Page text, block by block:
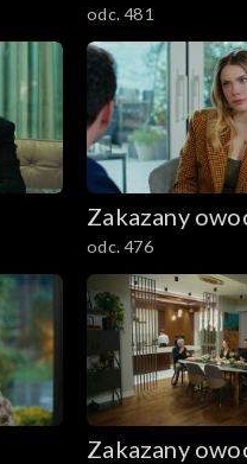
odc. 481
Zakazany
odc. 476
Zakazany